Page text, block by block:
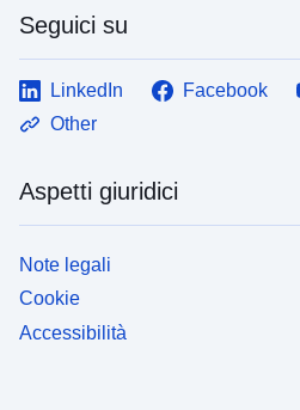
Seguici su
LinkedIn Facebook
Other
Aspetti giuridici
Note legali
Cookie
Accessibilità